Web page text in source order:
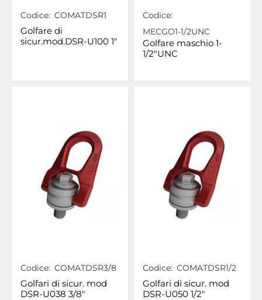
Codice: COMATDSR1
Golfare di
sicur.mod.DSR-U100 1"
Codice:
MECGO1-1/2UNC
Golfare maschio 1-
1/2"UNC
Codice: COMATDSR3/8
Golfari di sicur. mod
DSR-U038 3/8"
Codice: COMATDSR1/2
Golfari di sicur. mod
DSR-U050 1/2"